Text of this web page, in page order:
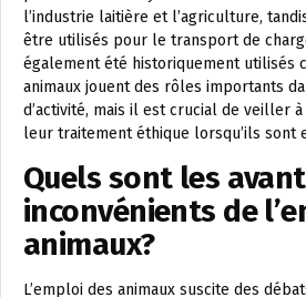
l’industrie laitière et l’agriculture,
être utilisés pour le transport de
également été historiquement utilisés
animaux jouent des rôles importants
d’activité, mais il est crucial de veiller
leur traitement éthique lorsqu’ils sont
Quels sont les
inconvénients de
animaux?
L’emploi des animaux suscite des